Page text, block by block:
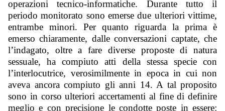
operazioni tecnico-informatiche. Durante tutto il
periodo monitorato sono emerse due ulteriori vittime,
entrambe minori. Per quanto riguarda la prima è
emerso chiaramente, dalle conversazioni captate, che
l’indagato, oltre a fare diverse proposte di natura
sessuale, ha compiuto atti della stessa specie con
l’interlocutrice, verosimilmente in epoca in cui non
aveva ancora compiuto gli anni 14. A tal proposito
sono in corso ulteriori accertamenti al fine di definire
meglio e con precisione le condotte poste in essere: